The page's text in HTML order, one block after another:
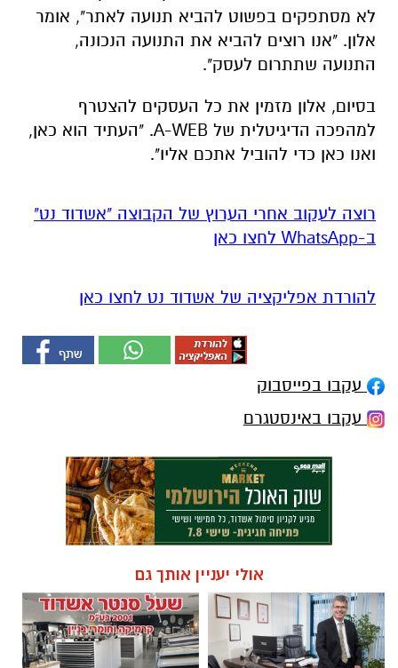
לא מסתפקים בפשוט להביא תנועה לאתר", אומר
אלון. "אנו רוצים להביא את התנועה הנכונה,
התנועה שתתרום לעסק".
בסיום, אלון מזמין את כל העסקים להצטרף
למהפכה הדיגיטלית של A-WEB. "העתיד הוא כאן,
ואנו כאן כדי להוביל אתכם אליו".
רוצה לעקוב אחרי הערוץ של הקבוצה "אשדוד נט"
ב-WhatsApp לחצו כאן
להורדת אפליקציה של אשדוד נט לחצו כאן
עקבו בפייסבוק
עקבו באינסטגרם
אולי יעניין אותך גם